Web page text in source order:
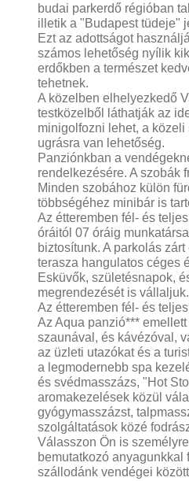
budai parkerdő régióban
illetik a "Budapest tüdeje"
Ezt az adottságot
számos lehetőség nyílik
erdőkben a természet
tehetnek.
A közelben elhelyezkedő
testközelből láthatják az
minigolfozni lehet, a
ugrásra van lehetőség.
Panziónkban a
rendelkezésére. A szobák
Minden szobához külön
többségéhez minibár is
Az étteremben fél- és
óráitól 07 óráig
biztosítunk. A parkolás
terasza hangulatos céges
Esküvők, születésnapok,
megrendezését is vállaljuk.
Az étteremben fél- és
Az Aqua panzió***
szaunával, és kávézóval,
az üzleti utazókat és a
a legmodernebb spa
és svédmasszázs, "Hot
aromakezelések közül
gyógymasszázst,
szolgáltatások közé
Válasszon Ön is
bemutatkozó anyagunkkal
szállodánk vendégei